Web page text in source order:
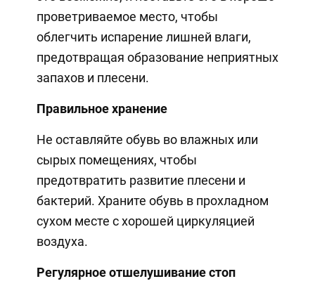
проветриваемое место, чтобы
облегчить испарение лишней влаги,
предотвращая образование неприятных
запахов и плесени.
Правильное хранение
Не оставляйте обувь во влажных или
сырых помещениях, чтобы
предотвратить развитие плесени и
бактерий. Храните обувь в прохладном
сухом месте с хорошей циркуляцией
воздуха.
Регулярное отшелушивание стоп